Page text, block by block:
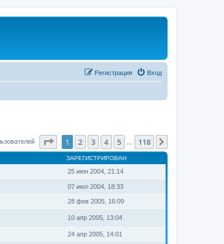
Вход
Регистрация
Страница1 из 118
1 2 3 4 5 118
ЗАРЕГИСТРИРОВАН
25 июн 2004, 21:14
07 июл 2004, 18:33
28 фев 2005, 16:09
10 апр 2005, 13:04
24 апр 2005, 14:01